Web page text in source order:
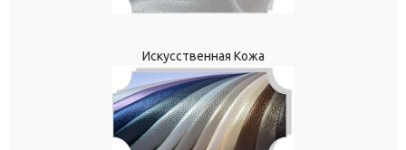
Искусственная Кожа